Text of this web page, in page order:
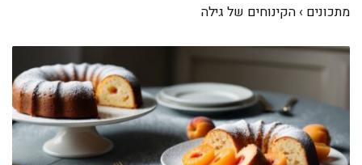
מתכונים › הקינוחים של גילה